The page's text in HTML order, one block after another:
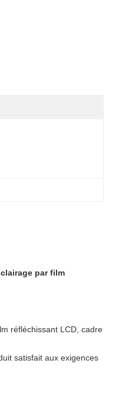
par film
réfléchissant LCD, cadre
satisfait aux exigences